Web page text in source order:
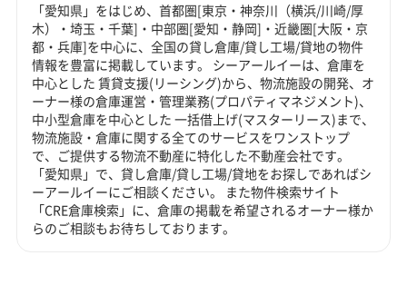
「愛知県」をはじめ、首都圏[東京・神奈川（横浜/川崎/厚
木）・埼玉・千葉]・中部圏[愛知・静岡]・近畿圏[大阪・京
都・兵庫]を中心に、全国の貸し倉庫/貸し工場/貸地の物件
情報を豊富に掲載しています。 シーアールイーは、倉庫を
中心とした 賃貸支援(リーシング)から、物流施設の開発、オ
ーナー様の倉庫運営・管理業務(プロパティマネジメント)、
中小型倉庫を中心とした 一括借上げ(マスターリース)まで、
物流施設・倉庫に関する全てのサービスをワンストップ
で、ご提供する物流不動産に特化した不動産会社です。
「愛知県」で、貸し倉庫/貸し工場/貸地をお探しであればシ
ーアールイーにご相談ください。 また物件検索サイト
「CRE倉庫検索」に、倉庫の掲載を希望されるオーナー様か
らのご相談もお待ちしております。